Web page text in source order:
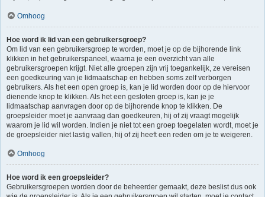
Omhoog
Hoe word ik lid van een gebruikersgroep?
Om lid van een gebruikersgroep te worden, moet je op de bijhorende link
klikken in het gebruikerspaneel, waarna je een overzicht van alle
gebruikersgroepen krijgt. Niet alle groepen zijn vrij toegankelijk, ze vereisen
een goedkeuring van je lidmaatschap en hebben soms zelf verborgen
gebruikers. Als het een open groep is, kan je lid worden door op de hiervoor
dienende knop te klikken. Als het een gesloten groep is, kan je je
lidmaatschap aanvragen door op de bijhorende knop te klikken. De
groepsleider moet je aanvraag dan goedkeuren, hij of zij vraagt mogelijk
waarom je lid wil worden. Indien je niet tot een groep toegelaten wordt, moet je
de groepsleider niet lastig vallen, hij of zij heeft een reden om je te weigeren.
Omhoog
Hoe word ik een groepsleider?
Gebruikersgroepen worden door de beheerder gemaakt, deze beslist dus ook